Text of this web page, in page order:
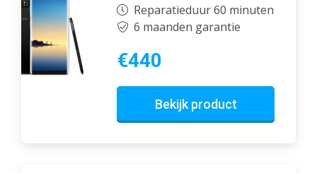
Reparatieduur 60 minuten
6 maanden garantie
€440
Bekijk product